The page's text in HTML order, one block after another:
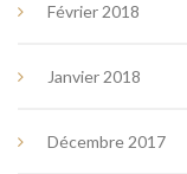
Février 2018
Janvier 2018
Décembre 2017